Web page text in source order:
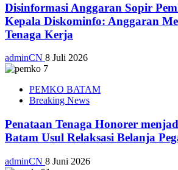
Disinformasi Anggaran Sopir
Kepala Diskominfo: Anggaran
Tenaga Kerja
adminCN 8 Juli 2026
PEMKO BATAM
Breaking News
Penataan Tenaga Honorer
Batam Usul Relaksasi Belanja
adminCN 8 Juni 2026